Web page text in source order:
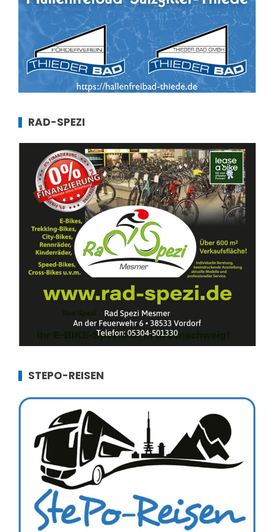
RAD-SPEZI
STEPO-REISEN